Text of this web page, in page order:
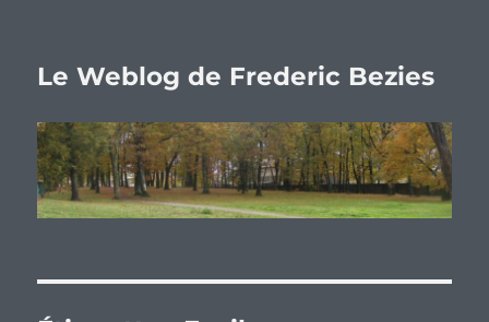
Le Weblog de Frederic Bezies